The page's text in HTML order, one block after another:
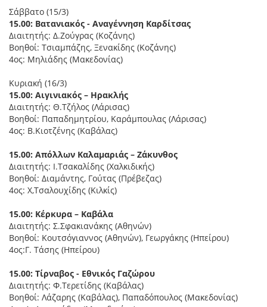
Σάββατο (15/3)
15.00: Βατανιακός - Αναγέννηση Καρδίτσας
Διαιτητής: Δ.Ζούγρας (Κοζάνης)
Βοηθοί: Τσιαμπάζης, Ξενακίδης (Κοζάνης)
4ος: Μηλιάδης (Μακεδονίας)
Κυριακή (16/3)
15.00: Αιγινιακός – Ηρακλής
Διαιτητής: Θ.Τζήλος (Λάρισας)
Βοηθοί: Παπαδημητρίου, Καράμπουλας (Λάρισας)
4ος: Β.Κιοτζένης (Καβάλας)
15.00: Απόλλων Καλαμαριάς – Ζάκυνθος
Διαιτητής: Ι.Τσακαλίδης (Χαλκιδικής)
Βοηθοί: Διαμάντης, Γούτας (Πρέβεζας)
4ος: Χ,Τσαλουχίδης (Κιλκίς)
15.00: Κέρκυρα – Καβάλα
Διαιτητής: Σ.Σφακιανάκης (Αθηνών)
Βοηθοί: Κουτσόγιαννος (Αθηνών), Γεωργάκης (Ηπείρου)
4ος:Γ. Τάσης (Ηπείρου)
15.00: Τίρναβος - Εθνικός Γαζώρου
Διαιτητής: Φ.Τερετίδης (Καβάλας)
Βοηθοί: Λάζαρης (Καβάλας), Παπαδόπουλος (Μακεδονίας)